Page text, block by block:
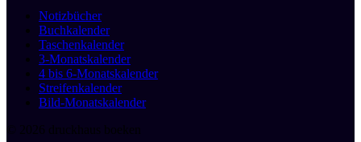
Notizbücher
Buchkalender
Taschenkalender
3-Monatskalender
4 bis 6-Monatskalender
Streifenkalender
Bild-Monatskalender
© 2026 druckhaus boeken